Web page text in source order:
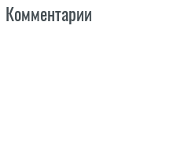
Комментарии